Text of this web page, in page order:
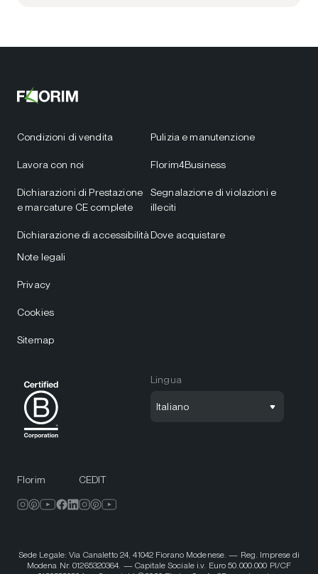
Condizioni di vendita
Lavora con noi
Dichiarazioni di Prestazione
e marcature CE complete
Dichiarazione di accessibilità
Pulizia e manutenzione
Florim4Business
Segnalazione di violazioni e
illeciti
Dove acquistare
Note legali
Privacy
Cookies
Sitemap
Lingua
Italiano
Florim CEDIT
Sede Legale: Via Canaletto 24, 41042 Fiorano Modenese. — Reg. Imprese di
Modena Nr. 01265320364. — Capitale Sociale i.v. Euro 50.000.000 PI/CF